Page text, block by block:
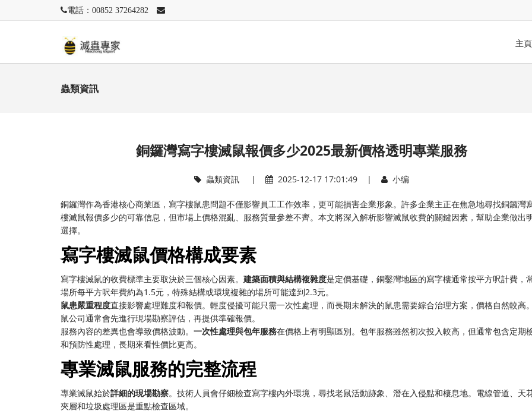
電話：00852 37264282
主頁
蟲類資訊
銅鑼灣寫字樓滅鼠報價多少2025最新價格透明專業服務
蟲類資訊 | 2025-12-17 17:01:49 | 小编
銅鑼灣作為香港核心商業區，寫字樓鼠患問題不僅影響員工工作效率，更可能損害企業形象。許多企業主正在焦急地尋找銅鑼灣
樓滅鼠報價多少的可靠信息，但市場上價格混亂、服務質量參差不齊。本文將深入解析影響滅鼠收費的關鍵因素，幫助企業做出
選擇。
寫字樓滅鼠價格構成要素
寫字樓滅鼠的收費標準主要取決於三個核心因素。 建築面積與結構複雜度是定價基礎，銅鑿灣地區的寫字樓通常按平方呎計費，
場所每平方呎年費約為1.5元，特殊結構或環境複雜的場所可能達到2.3元。
鼠患嚴重程度直接影響處理難度和報價。輕度侵擾可能只需一次性處理，而長期未解決的鼠患需要綜合治理方案，價格自然較高
鼠公司通常會先進行現場勘察評估，再提供準確報價。
服務內容的差異也會導致價格波動。 一次性處理與包年服務在價格上有明顯區別。包年服務雖然初次投入較高，但通常包含定期
和預防性處理，長期來看性價比更高。
專業滅鼠服務的完整流程
專業滅鼠始於詳細的現場勘察。技術人員會仔細檢查寫字樓內外環境，尋找老鼠活動跡象、潛在入侵點和棲息地。電線管道、天
夾層和垃圾處理區是重點檢查區域。